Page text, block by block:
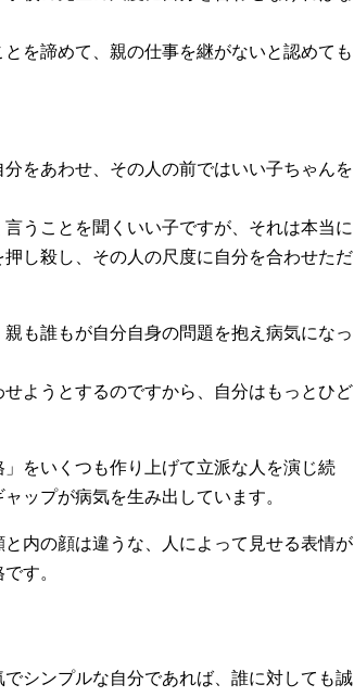
を諦めて、親の仕事を継がないと認めても
をあわせ、その人の前ではいい子ちゃんを
うことを聞くいい子ですが、それは本当に
し殺し、その人の尺度に自分を合わせただ
も誰もが自分自身の問題を抱え病気になっ
ようとするのですから、自分はもっとひど
をいくつも作り上げて立派な人を演じ続
ップが病気を生み出しています。
内の顔は違うな、人によって見せる表情が
す。
シンプルな自分であれば、誰に対しても誠